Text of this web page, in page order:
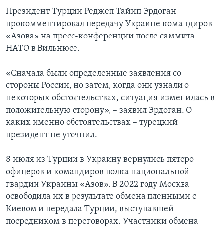
Президент Турции Реджеп Тайип Эрдоган
прокомментировал передачу Украине командиров
«Азова» на пресс-конференции после саммита
НАТО в Вильнюсе.
«Сначала были определенные заявления со
стороны России, но затем, когда они узнали о
некоторых обстоятельствах, ситуация изменилась в
положительную сторону», – заявил Эрдоган. О
каких именно обстоятельствах – турецкий
президент не уточнил.
8 июля из Турции в Украину вернулись пятеро
офицеров и командиров полка национальной
гвардии Украины «Азов». В 2022 году Москва
освободила их в результате обмена пленными с
Киевом и передала Турции, выступавшей
посредником в переговорах. Участники обмена